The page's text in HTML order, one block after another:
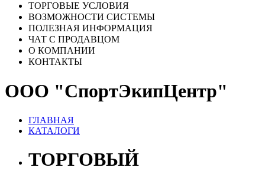
ТОРГОВЫЕ УСЛОВИЯ
ВОЗМОЖНОСТИ СИСТЕМЫ
ПОЛЕЗНАЯ ИНФОРМАЦИЯ
ЧАТ С ПРОДАВЦОМ
О КОМПАНИИ
КОНТАКТЫ
ООО "СпортЭкипЦентр"
ГЛАВНАЯ
КАТАЛОГИ
ТОРГОВЫЙ